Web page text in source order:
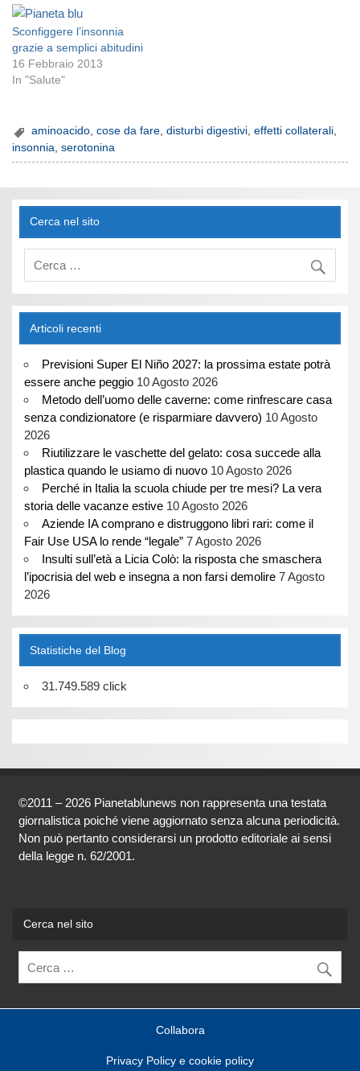
Sconfiggere l’insonnia
grazie a semplici abitudini
16 Febbraio 2013
In "Salute"
aminoacido,cose da fare,disturbi digestivi,effetti collaterali,
insonnia ,serotonina
Cerca nel sito
Articoli recenti
Previsioni Super El Niño 2027: la prossima estate potrà
essere anche peggio 10 Agosto 2026
Metodo dell’uomo delle caverne: come rinfrescare casa
senza condizionatore (e risparmiare davvero) 10 Agosto
2026
Riutilizzare le vaschette del gelato: cosa succede alla
plastica quando le usiamo di nuovo 10 Agosto 2026
Perché in Italia la scuola chiude per tre mesi? La vera
storia delle vacanze estive 10 Agosto 2026
Aziende IA comprano e distruggono libri rari: come il
Fair Use USA lo rende “legale” 7 Agosto 2026
Insulti sull’età a Licia Colò: la risposta che smaschera
l’ipocrisia del web e insegna a non farsi demolire 7 Agosto
2026
Statistiche del Blog
31.749.589 click
©2011 – 2026 Pianetablunews non rappresenta una testata
giornalistica poiché viene aggiornato senza alcuna periodicità.
Non può pertanto considerarsi un prodotto editoriale ai sensi
della legge n. 62/2001.
Cerca nel sito
Collabora
Privacy Policy e cookie policy